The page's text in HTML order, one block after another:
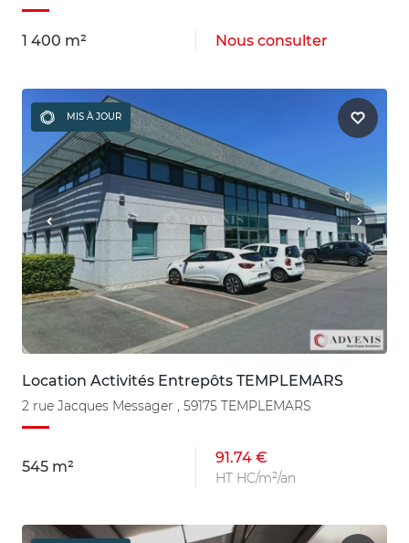
1 400 m² Nous consulter
MIS À JOUR
Location Activités Entrepôts TEMPLEMARS
2 rue Jacques Messager , 59175 TEMPLEMARS
545 m²
91.74 €
HT HC/m²/an